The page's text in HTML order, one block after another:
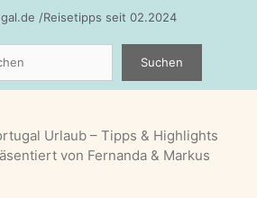
/Reisetipps seit 02.2024
Suchen
Urlaub – Tipps & Highlights
von Fernanda & Markus